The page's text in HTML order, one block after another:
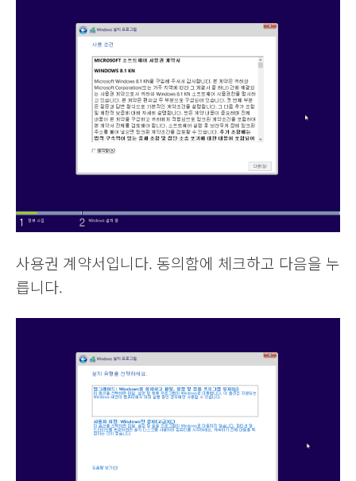
사용권 계약서입니다. 동의함에 체크하고 다음을 누
릅니다.